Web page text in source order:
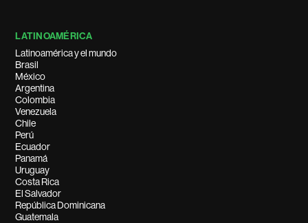
LATINOAMÉRICA
Latinoamérica y el mundo
Brasil
México
Argentina
Colombia
Venezuela
Chile
Perú
Ecuador
Panamá
Uruguay
Costa Rica
El Salvador
República Dominicana
Guatemala